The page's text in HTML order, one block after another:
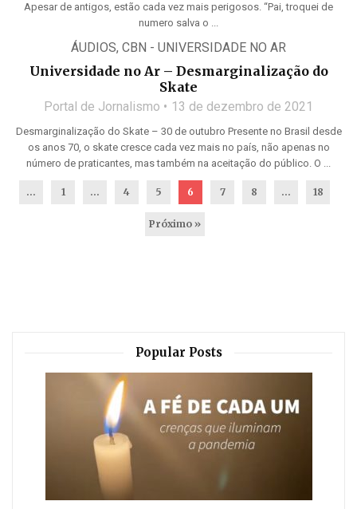
Apesar de antigos, estão cada vez mais perigosos. “Pai, troquei de
numero salva o ...
ÁUDIOS, CBN - UNIVERSIDADE NO AR
Universidade no Ar – Desmarginalização do
Skate
Portal de Jornalismo 13 de dezembro de 2021
Desmarginalização do Skate – 30 de outubro Presente no Brasil desde
os anos 70, o skate cresce cada vez mais no país, não apenas no
número de praticantes, mas também na aceitação do público. O ...
... 1 … 4 5 6 7 8 … 18
Próximo »
Popular Posts